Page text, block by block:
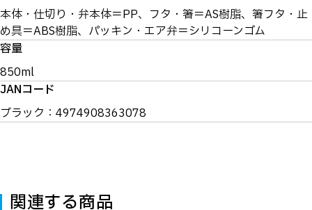
本体・仕切り・弁本体＝PP、フタ・箸＝AS樹脂、箸フタ・止
め具＝ABS樹脂、パッキン・エア弁＝シリコーンゴム
容量
850ml
JANコード
ブラック：4974908363078
関連する商品